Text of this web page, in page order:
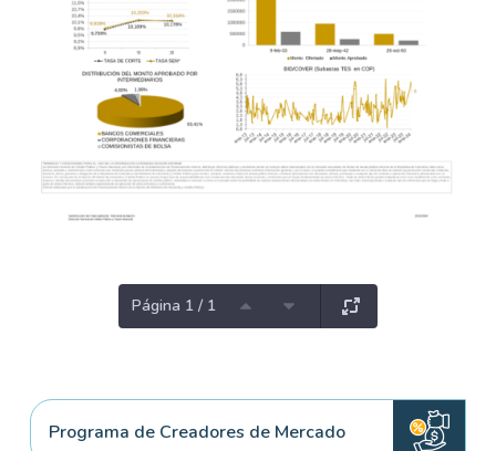
Página 1 / 1
Programa de Creadores de Mercado